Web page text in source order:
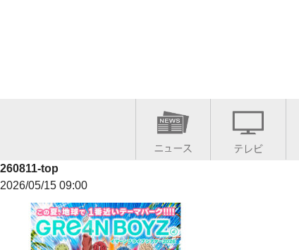
260811-top
2026/05/15 09:00